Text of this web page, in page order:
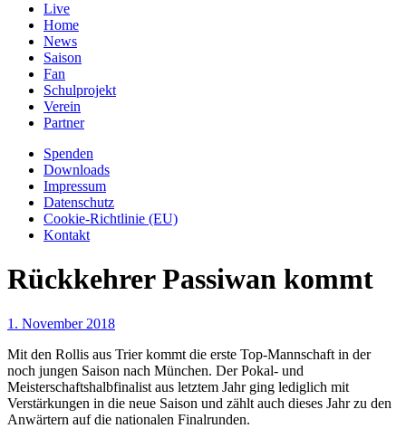
Live
Home
News
Saison
Fan
Schulprojekt
Verein
Partner
Spenden
Downloads
Impressum
Datenschutz
Cookie-Richtlinie (EU)
Kontakt
Rückkehrer Passiwan kommt
1. November 2018
Mit den Rollis aus Trier kommt die erste Top-Mannschaft in der
noch jungen Saison nach München. Der Pokal- und
Meisterschaftshalbfinalist aus letztem Jahr ging lediglich mit
Verstärkungen in die neue Saison und zählt auch dieses Jahr zu den
Anwärtern auf die nationalen Finalrunden.